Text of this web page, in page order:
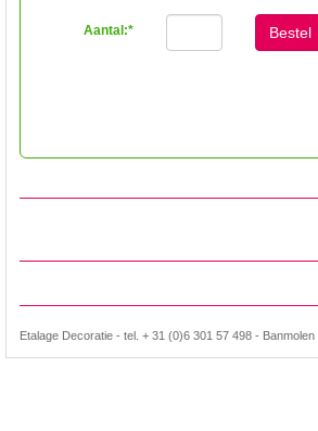
Aantal:* Bestel
Etalage Decoratie - tel. + 31 (0)6 301 57 498 -